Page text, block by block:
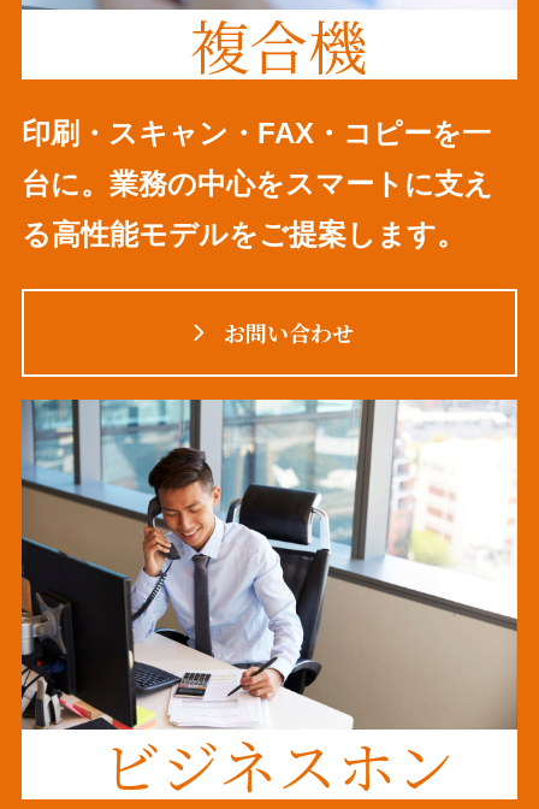
複合機
印刷・スキャン・FAX・コピーを一
台に。業務の中心をスマートに支え
る高性能モデルをご提案します。
お問い合わせ
ビジネスホン